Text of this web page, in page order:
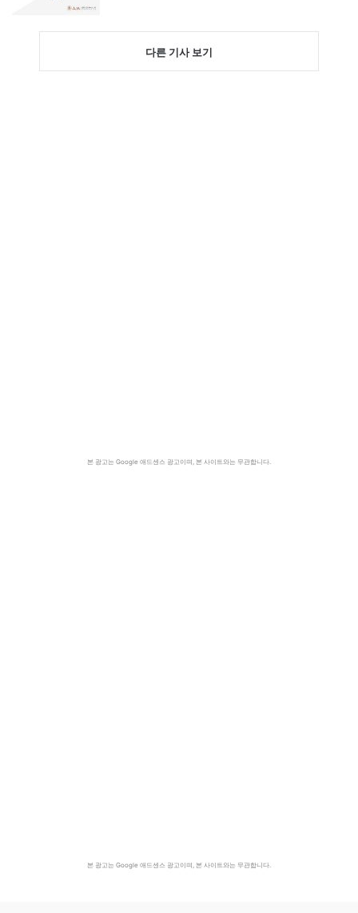
다른 기사 보기
본 광고는 Google 애드센스 광고이며, 본 사이트와는 무관합니다.
본 광고는 Google 애드센스 광고이며, 본 사이트와는 무관합니다.